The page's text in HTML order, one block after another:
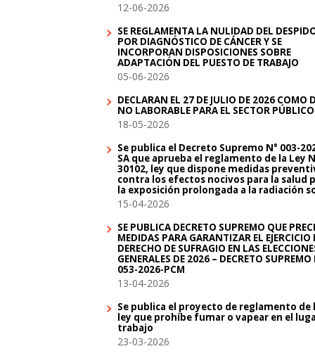
12-06-2026
SE REGLAMENTA LA NULIDAD DEL
POR DIAGNÓSTICO DE CÁNCER Y SE
INCORPORAN DISPOSICIONES SOBRE
ADAPTACIÓN DEL PUESTO DE TRABAJO
05-06-2026
DECLARAN EL 27 DE JULIO DE 2026 COMO
NO LABORABLE PARA EL SECTOR PÚBLICO
18-05-2026
Se publica el Decreto Supremo N° 003-
SA que aprueba el reglamento de la Ley
30102, ley que dispone medidas
contra los efectos nocivos para la salud
la exposición prolongada a la radiación
15-04-2026
SE PUBLICA DECRETO SUPREMO QUE
MEDIDAS PARA GARANTIZAR EL EJERCICIO
DERECHO DE SUFRAGIO EN LAS
GENERALES DE 2026 – DECRETO SUPREMO
053-2026-PCM
13-04-2026
Se publica el proyecto de reglamento de
ley que prohíbe fumar o vapear en el
trabajo
23-03-2026